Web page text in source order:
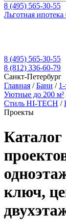
8 (495) 565-30-55
Льготная ипотека
8 (495) 565-30-55
8 (812) 336-60-79
Санкт-Петербург
Главная /Бани /
Уютные до 200 м²
Стиль HI-TECH /
Проекты
ключ,